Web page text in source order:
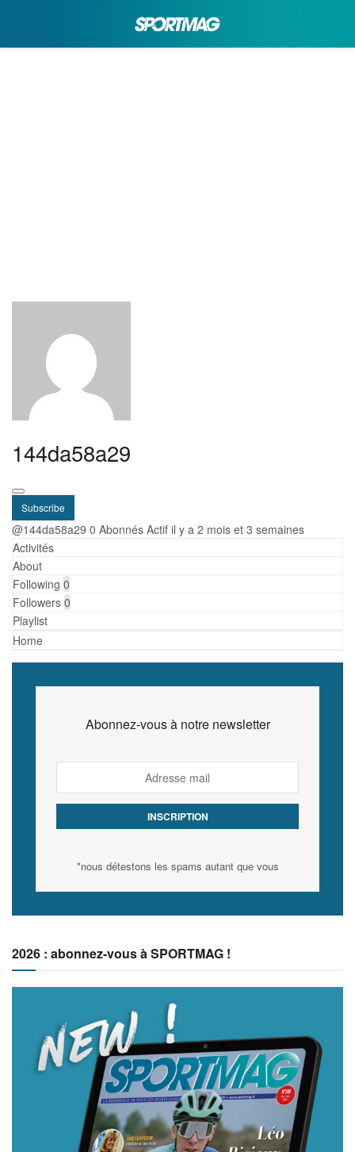
144da58a29
Subscribe
@144da58a29 0 Abonnés Actif il y a 2 mois et 3 semaines
Activités
About
Following 0
Followers 0
Playlist
Home
Abonnez-vous à notre newsletter
*nous détestons les spams autant que vous
2026 : abonnez-vous à SPORTMAG !